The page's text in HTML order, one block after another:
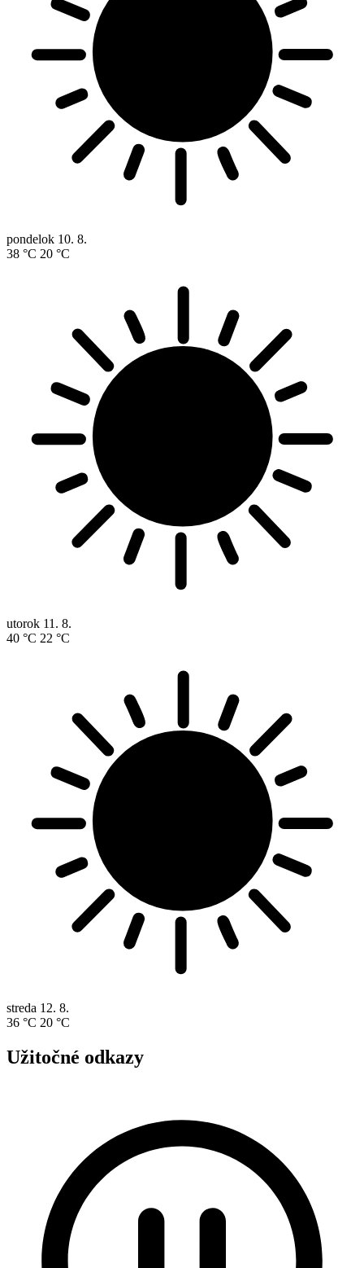
pondelok 10. 8.
38 °C 20 °C
utorok 11. 8.
40 °C 22 °C
streda 12. 8.
36 °C 20 °C
Užitočné odkazy